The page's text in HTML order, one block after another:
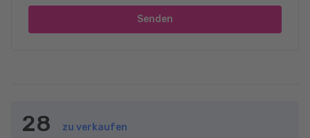
Senden
28 zu verkaufen